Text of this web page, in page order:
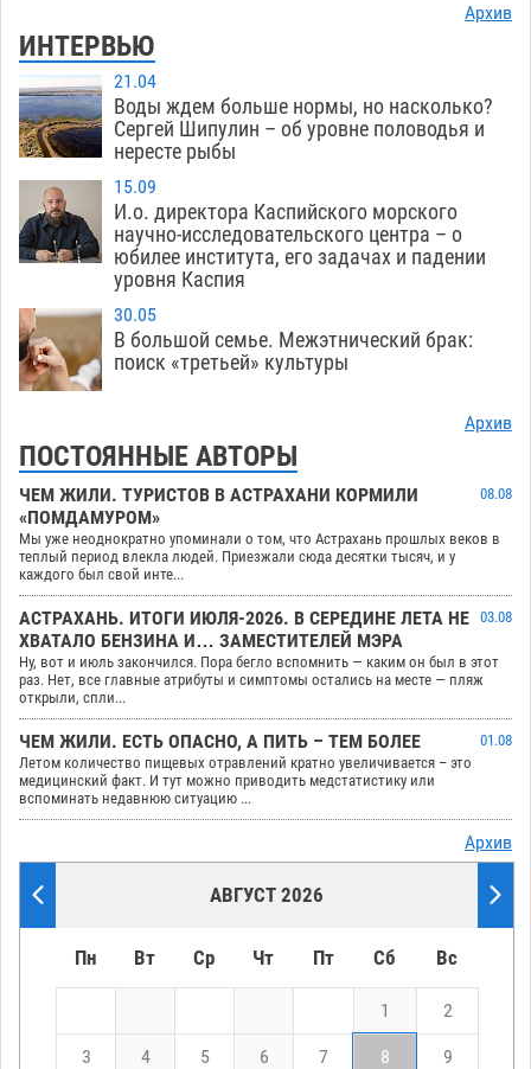
Архив
ИНТЕРВЬЮ
21.04
Воды ждем больше нормы, но насколько?
Сергей Шипулин – об уровне половодья и
нересте рыбы
15.09
И.о. директора Каспийского морского
научно-исследовательского центра – о
юбилее института, его задачах и падении
уровня Каспия
30.05
В большой семье. Межэтнический брак:
поиск «третьей» культуры
Архив
ПОСТОЯННЫЕ АВТОРЫ
ЧЕМ ЖИЛИ. ТУРИСТОВ В АСТРАХАНИ КОРМИЛИ
«ПОМДАМУРОМ»
08.08
Мы уже неоднократно упоминали о том, что Астрахань прошлых веков в
теплый период влекла людей. Приезжали сюда десятки тысяч, и у
каждого был свой инте...
АСТРАХАНЬ. ИТОГИ ИЮЛЯ-2026. В СЕРЕДИНЕ ЛЕТА НЕ
ХВАТАЛО БЕНЗИНА И… ЗАМЕСТИТЕЛЕЙ МЭРА
03.08
Ну, вот и июль закончился. Пора бегло вспомнить — каким он был в этот
раз. Нет, все главные атрибуты и симптомы остались на месте — пляж
открыли, спли...
ЧЕМ ЖИЛИ. ЕСТЬ ОПАСНО, А ПИТЬ – ТЕМ БОЛЕЕ
01.08
Летом количество пищевых отравлений кратно увеличивается – это
медицинский факт. И тут можно приводить медстатистику или
вспоминать недавнюю ситуацию ...
Архив
АВГУСТ 2026
Пн Вт Ср Чт Пт Сб Вс
1 2
3 4 5 6 7 8 9